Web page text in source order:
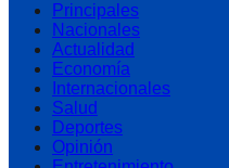
Principales
Nacionales
Actualidad
Economía
Internacionales
Salud
Deportes
Opinión